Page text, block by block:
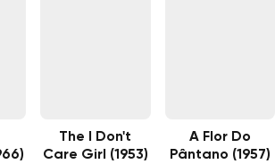
The I Don't
Care Girl (1953)
A Flor Do
Pântano (1957)